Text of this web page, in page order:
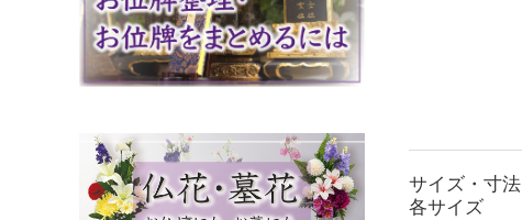
サイズ・寸法
各サイズ